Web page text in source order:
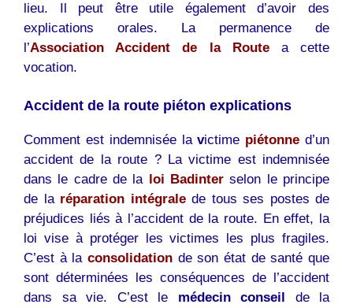
lieu. Il peut être utile également d’avoir des
explications orales. La permanence de
l’Association Accident de la Route
a cette
vocation.
Accident de la route piéton explications
Comment est indemnisée lavictime piétonne d’un
accident de la route ? La victime est indemnisée
dans le cadre de la loi Badinterselon le principe
de la réparation intégralede tous ses postes de
préjudices liés à l’accident de la route. En effet, la
loi vise à protéger les victimes les plus fragiles.
C’est à la consolidation de son état de santé que
sont déterminées les conséquences de l’accident
dans sa vie. C’est le médecin conseil de la